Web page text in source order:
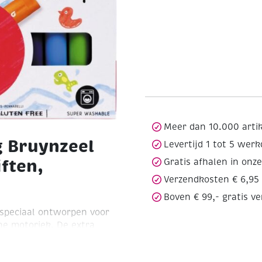
ontworpen voor
motoriek. De extra
voor zowel kleine als
Meer dan 10.000
Levertijd 1 tot 5
Gratis afhalen in
Verzendkosten € 6,95
Boven € 99,- gratis